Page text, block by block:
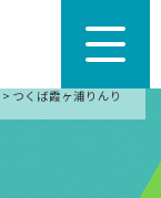
> つくば霞ヶ浦りんり